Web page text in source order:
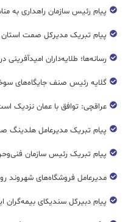
پیام رئیس سازمان راهداری به
پیام تبریک مدیرکل صمت استان
رسانه‌ها؛ طلایه‌داران
گلایه رئیس صنف جایگاه‌های سوخت کشور از
عراقچی: توافق با عمان نزدیک
پیام تبریک مدیرعامل هلدینگ
پیام تبریک رئیس سازمان
مدیرعامل فروشگاه‌های شهروند
پیام دبیرکل سندیکای بیمه‌گران